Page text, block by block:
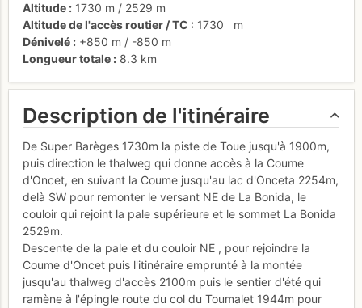
Altitude 1730 m / 2529 m
Altitude de l'accès routier / TC
1730
m
Dénivelé
+850 m / -850 m
Longueur totale
8.3 km
Description de l'itinéraire
De Super Barèges 1730m la piste de Toue jusqu'à 1900m,
puis direction le thalweg qui donne accès à la Coume
d'Oncet, en suivant la Coume jusqu'au lac d'Onceta 2254m,
delà SW pour remonter le versant NE de La Bonida, le
couloir qui rejoint la pale supérieure et le sommet La Bonida
2529m.
Descente de la pale et du couloir NE , pour rejoindre la
Coume d'Oncet puis l'itinéraire emprunté à la montée
jusqu'au thalweg d'accès 2100m puis le sentier d'été qui
ramène à l'épingle route du col du Toumalet 1944m pour